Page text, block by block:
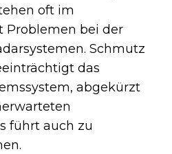
oft im
Problemen bei der
Schmutz
das
abgekürzt
führt auch zu